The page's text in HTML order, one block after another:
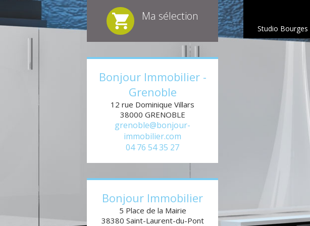
Ma sélection
Bonjour Immobilier -
Grenoble
12 rue Dominique Villars
38000 GRENOBLE
grenoble@bonjour-
immobilier.com
04 76 54 35 27
Bonjour Immobilier
5 Place de la Mairie
38380 Saint-Laurent-du-Pont
Studio Bourges
1 2 3 4 5 6